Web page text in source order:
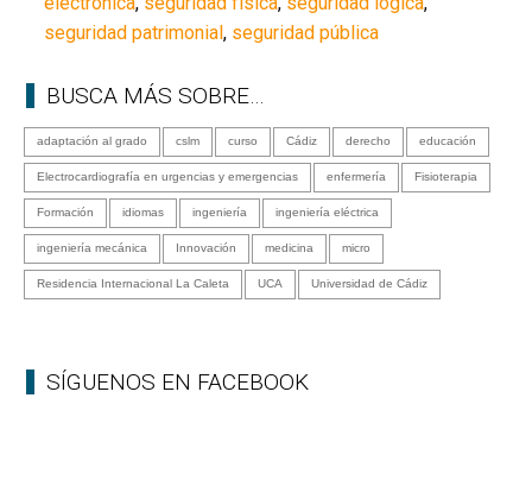
seguridad patrimonial, seguridad pública
BUSCA MÁS SOBRE…
adaptación al grado cslm curso Cádiz derecho educación
Electrocardiografía en urgencias y emergencias enfermería Fisioterapia
Formación idiomas ingeniería ingeniería eléctrica
ingeniería mecánica Innovación medicina micro
Residencia Internacional La Caleta UCA Universidad de Cádiz
SÍGUENOS EN FACEBOOK